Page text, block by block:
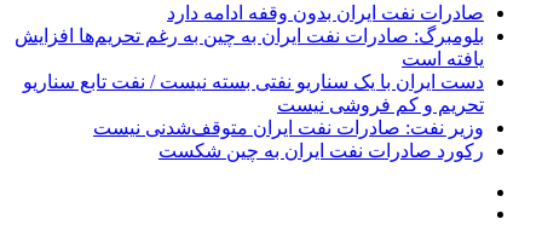
صادرات نفت ایران بدون وقفه ادامه دارد
بلومبرگ: صادرات نفت ایران به چین به رغم تحریم‌ها افزایش
یافته است
دست ایران با یک سناریو نفتی بسته نیست / نفت تابع سناریو
تحریم و کم فروشی نیست
وزیر نفت: صادرات نفت ایران متوقف‌شدنی نیست
رکورد صادرات نفت ایران به چین شکست